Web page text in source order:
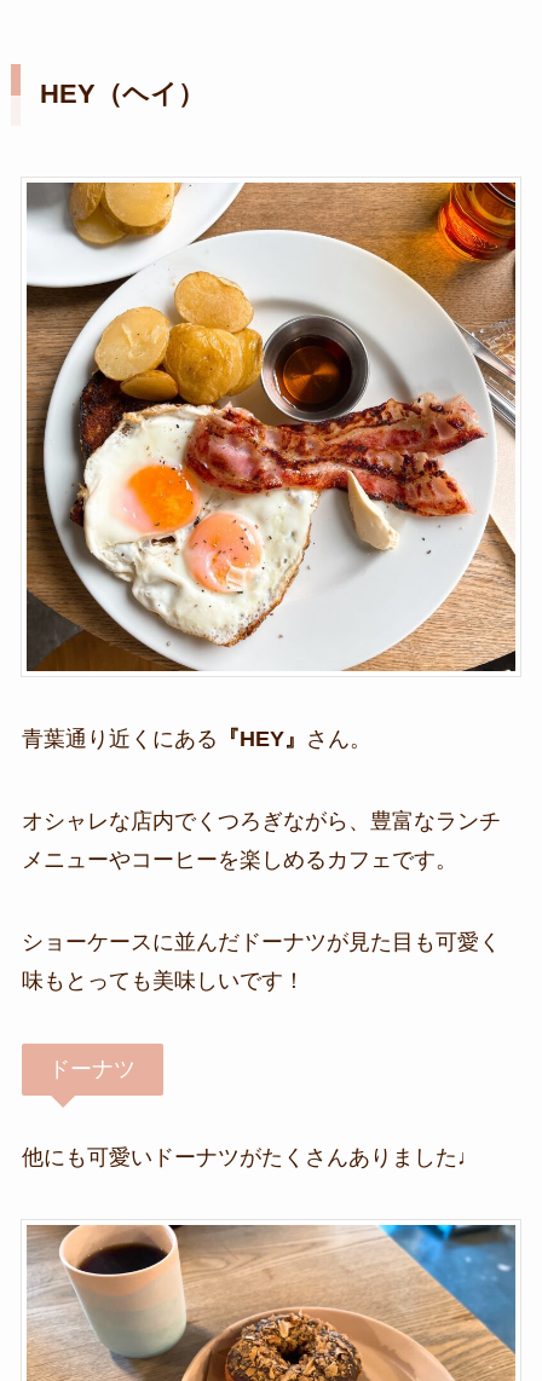
HEY（ヘイ）
青葉通り近くにある 『HEY』 さん。
オシャレな店内でくつろぎながら、豊富なランチ
メニューやコーヒーを楽しめるカフェです。
ショーケースに並んだドーナツが見た目も可愛く
味もとっても美味しいです！
ドーナツ
他にも可愛いドーナツがたくさんありました♩